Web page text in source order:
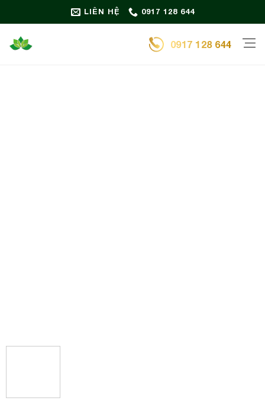
qua
dung
LIÊN HỆ 0917 128 644
0917 128 644